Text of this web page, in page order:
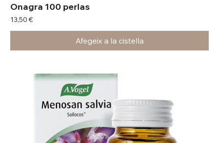
Onagra 100 perlas
Preu
13,50 €
Afegeix a la cistella